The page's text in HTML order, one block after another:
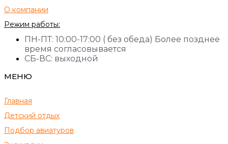
О компании
Режим работы:
ПН-ПТ: 10:00-17:00 ( без обеда) Более позднее
время согласовывается
СБ-ВС: выходной
МЕНЮ
Главная
Детский отдых
Подбор авиатуров